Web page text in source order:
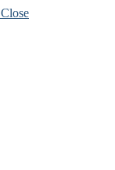
Close